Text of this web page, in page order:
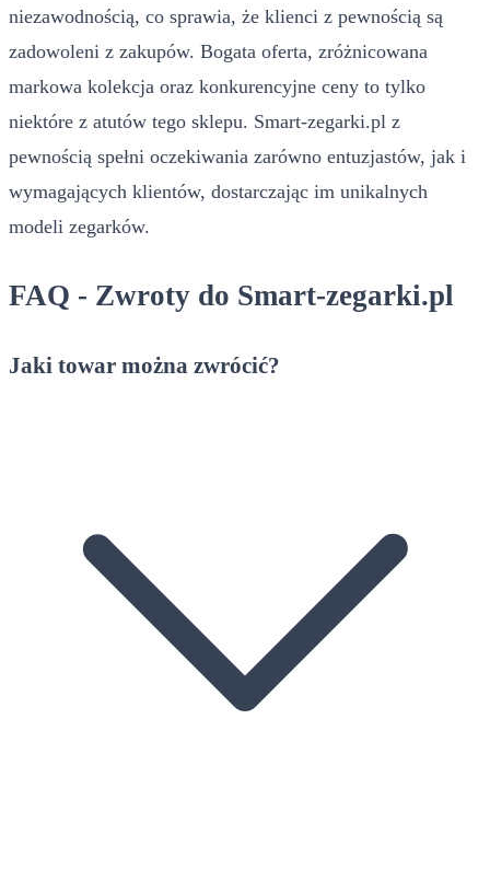
niezawodnością, co sprawia, że klienci z pewnością są
zadowoleni z zakupów. Bogata oferta, zróżnicowana
markowa kolekcja oraz konkurencyjne ceny to tylko
niektóre z atutów tego sklepu. Smart-zegarki.pl z
pewnością spełni oczekiwania zarówno entuzjastów, jak i
wymagających klientów, dostarczając im unikalnych
modeli zegarków.
FAQ - Zwroty do Smart-zegarki.pl
Jaki towar można zwrócić?